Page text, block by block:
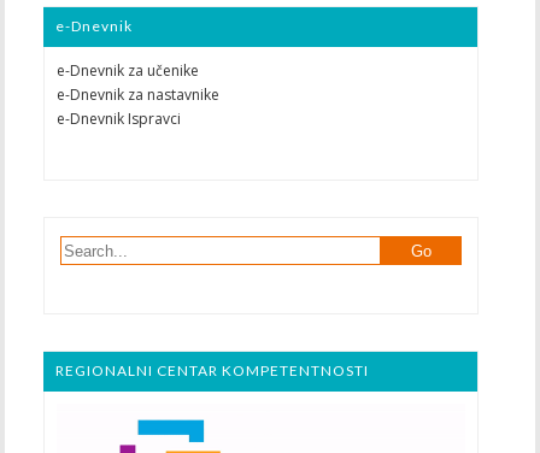
e-Dnevnik
e-Dnevnik za učenike
e-Dnevnik za nastavnike
e-Dnevnik Ispravci
REGIONALNI CENTAR KOMPETENTNOSTI